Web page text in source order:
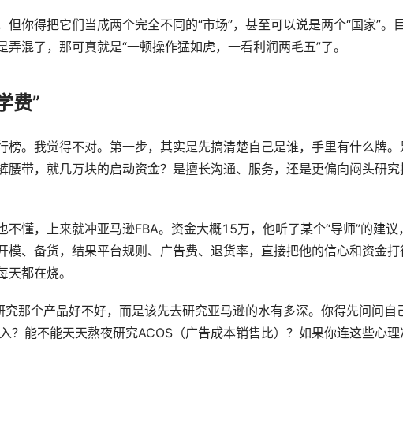
你得把它们当成两个完全不同的“市场”，甚至可以说是两个“国家”。
混了，那可真就是“一顿操作猛如虎，一看利润两毛五”了。
费”
榜。我觉得不对。第一步，其实是先搞清楚自己是谁，手里有什么牌。
带，就几万块的启动资金？是擅长沟通、服务，还是更偏向闷头研究
懂，上来就冲亚马逊FBA。资金大概15万，他听了某个“导师”的建议
、备货，结果平台规则、广告费、退货率，直接把他的信心和资金打
都在烧。
那个产品好不好，而是该先去研究亚马逊的水有多深。你得先问问自
？能不能天天熬夜研究ACOS（广告成本销售比）？如果你连这些心理